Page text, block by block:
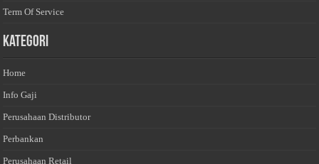
Term Of Service
Kategori
Home
Info Gaji
Perusahaan Distributor
Perbankan
Perusahaan Retail